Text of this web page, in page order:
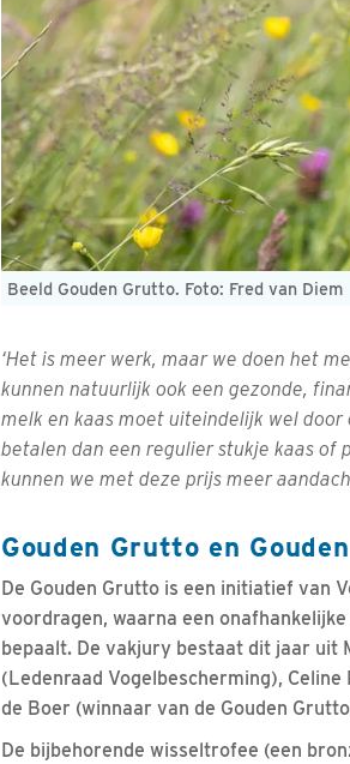
Beeld Gouden Grutto. Foto: Fred van Diem
‘Het is meer werk, maar we doen het
kunnen natuurlijk ook een gezonde,
melk en kaas moet uiteindelijk wel
betalen dan een regulier stukje kaas of
kunnen we met deze prijs meer
Gouden Grutto en
De Gouden Grutto is een initiatief van
voordragen, waarna een
bepaalt. De vakjury bestaat dit jaar uit
(Ledenraad Vogelbescherming),
de Boer (winnaar van de Gouden
De bijbehorende wisseltrofee (een